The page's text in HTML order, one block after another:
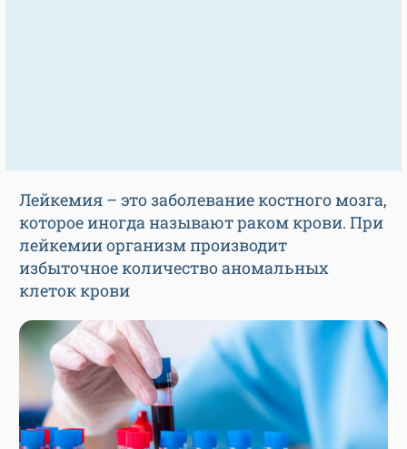
Лейкемия – это заболевание костного мозга,
которое иногда называют раком крови. При
лейкемии организм производит
избыточное количество аномальных
клеток крови